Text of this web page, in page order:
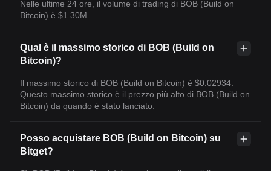
Nelle ultime 24 ore, il volume di trading di BOB (Build on
Bitcoin) è $1.30M.
Qual è il massimo storico di BOB (Build on
Bitcoin)?
Il massimo storico di BOB (Build on Bitcoin) è $0.02934.
Questo massimo storico è il prezzo più alto di BOB (Build on
Bitcoin) da quando è stato lanciato.
Posso acquistare BOB (Build on Bitcoin) su
Bitget?